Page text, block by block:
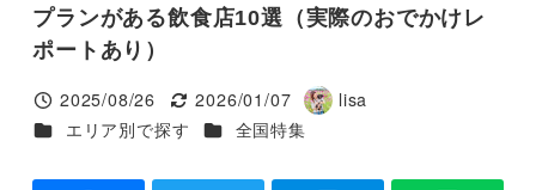
プランがある飲食店10選（実際のおでかけレ
ポートあり）
投稿日
2025/08/26
更新日
2026/01/07
著
者
lisa
カテゴリー
エリア別で探す カテゴリー
全国特集